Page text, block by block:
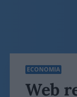
ECONOMIA
Web